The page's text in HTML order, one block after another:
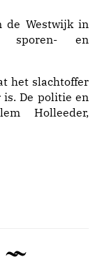
de Westwijk in
sporen- en
het slachtoffer
is. De politie en
Holleeder,